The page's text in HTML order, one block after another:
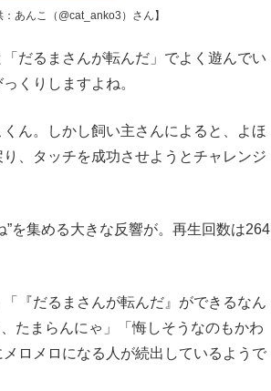
あんこ（@cat_anko3）さん】
だるまさんが転んだ」でよく遊んでい
くりしますよね。
ん。しかし飼い主さんによると、よほ
、タッチを成功させようとチャレンジ
を集める大きな反響が。再生回数は264
『だるまさんが転んだ』ができるなん
まらんにゃ」「悔しそうなのもかわ
ロメロになる人が続出しているようで